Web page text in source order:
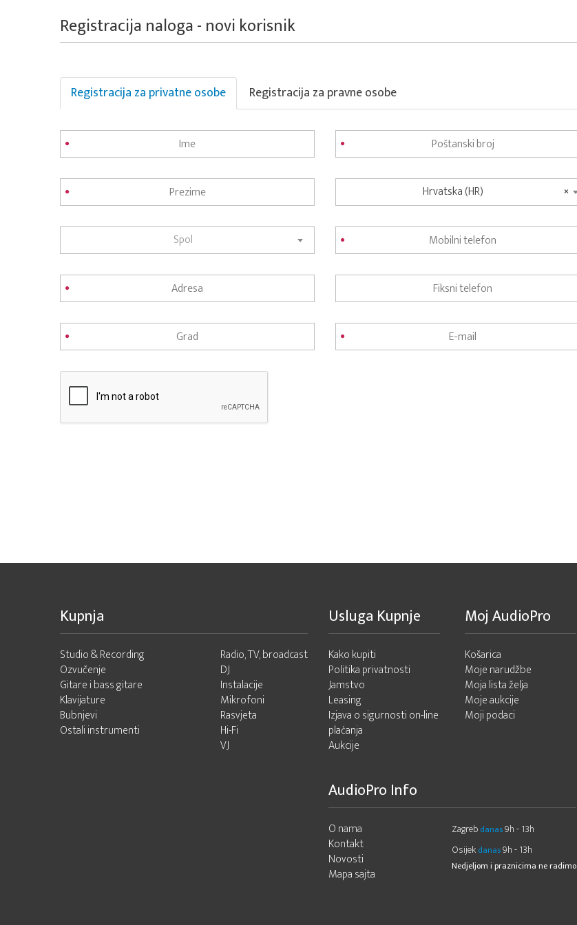
Registracija naloga - novi korisnik
Registracija za privatne osobe Registracija za pravne osobe
Spol
×
Hrvatska (HR)
Kupnja
Studio & Recording
Ozvučenje
Gitare i bass gitare
Klavijature
Bubnjevi
Ostali instrumenti
Radio, TV, broadcast
DJ
Instalacije
Mikrofoni
Rasvjeta
Hi-Fi
VJ
Usluga Kupnje
Kako kupiti
Politika privatnosti
Jamstvo
Leasing
Izjava o sigurnosti on-line
plaćanja
Aukcije
Moj AudioPro
Košarica
Moje narudžbe
Moja lista želja
Moje aukcije
Moji podaci
AudioPro Info
O nama
Kontakt
Novosti
Mapa sajta
Zagreb danas9h - 13h
Osijek danas9h - 13h
Nedjeljom i praznicima ne radimo